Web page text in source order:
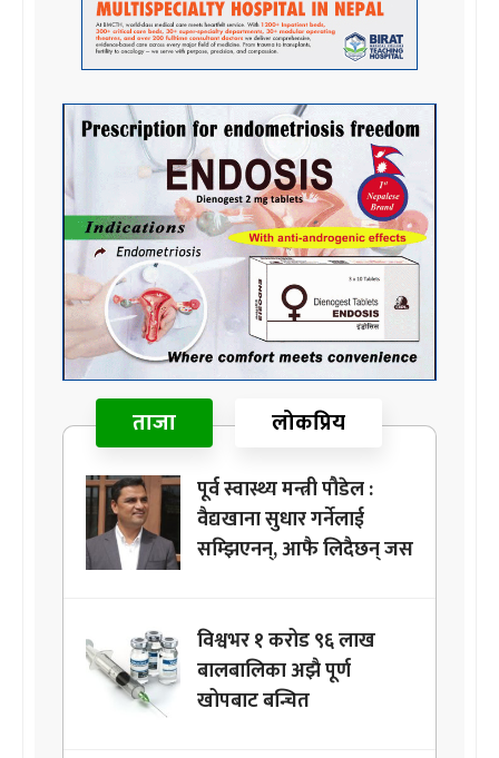
ताजा लोकप्रिय
पूर्व स्वास्थ्य मन्त्री पौडेल :
वैद्यखाना सुधार गर्नेलाई
सम्झिएनन्, आफै लिदैछन् जस
विश्वभर १ करोड ९६ लाख
बालबालिका अझै पूर्ण
खोपबाट बन्चित